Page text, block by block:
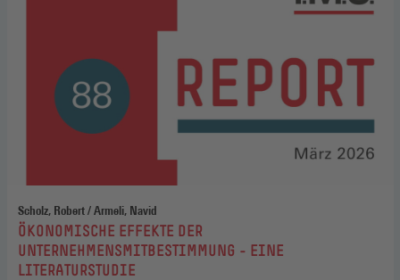
Scholz, Robert / Armeli, Navid
:ÖKONOMISCHE EFFEKTE DER
UNTERNEHMENSMITBESTIMMUNG - EINE
LITERATURSTUDIE